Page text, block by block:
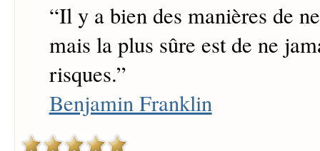
“Il y a bien des manières de
mais la plus sûre est de ne
risques.”
Benjamin Franklin